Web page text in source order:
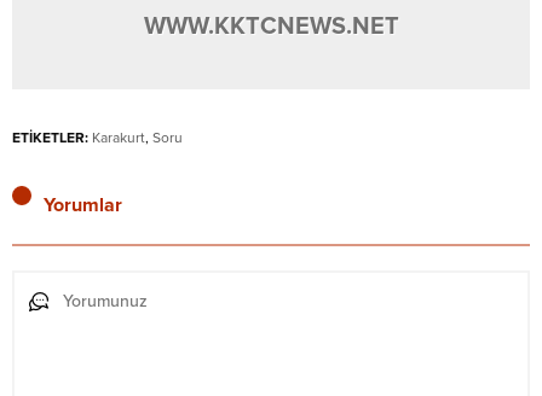
WWW.KKTCNEWS.NET
ETİKETLER: Karakurt, Soru
Yorumlar